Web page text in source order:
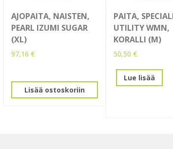
AJOPAITA, NAISTEN,
PEARL IZUMI SUGAR
(XL)
97,16 €
Lisää ostoskoriin
PAITA,
UTILITY WMN,
KORALLI (M)
50,50 €
Lue lisää